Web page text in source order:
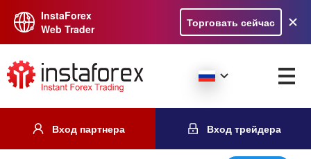
InstaForex
Web Trader
Торговать сейчас
Вход партнера Вход трейдера